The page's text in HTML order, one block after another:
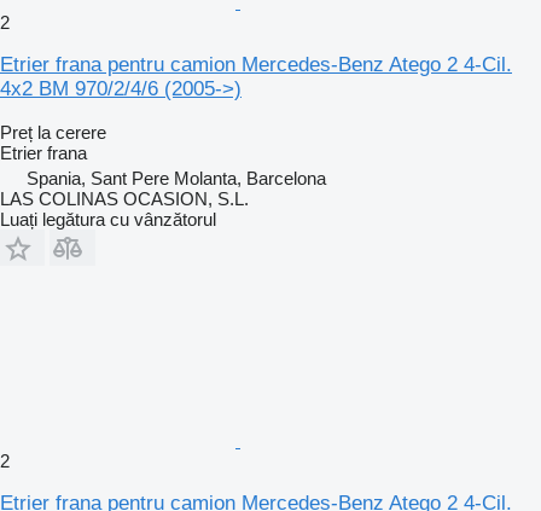
2
Etrier frana pentru camion Mercedes-Benz Atego 2 4-Cil.
4x2 BM 970/2/4/6 (2005->)
Preț la cerere
Etrier frana
Spania, Sant Pere Molanta, Barcelona
LAS COLINAS OCASION, S.L.
Luați legătura cu vânzătorul
2
Etrier frana pentru camion Mercedes-Benz Atego 2 4-Cil.